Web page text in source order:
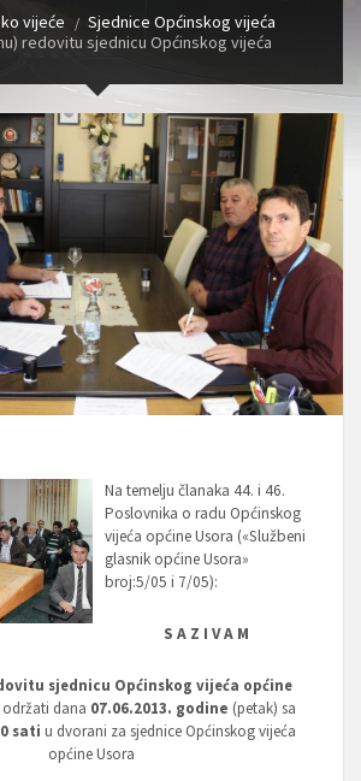
vijeće
Sjednice Općinskog vijeća
redovitu sjednicu Općinskog vijeća
Na temelju članaka 44. i 46.
Poslovnika o radu Općinskog
vijeća općine Usora («Službeni
glasnik općine Usora»
broj:5/05 i 7/05):
S A Z I V A M
sjednicu Općinskog vijeća općine
održati dana 07.06.2013. godine (petak) sa
sati u dvorani za sjednice Općinskog vijeća
općine Usora